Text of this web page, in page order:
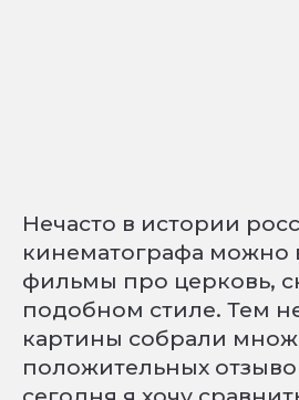
Нечасто в истории
кинематографа можно
фильмы про церковь,
подобном стиле. Тем
картины собрали
положительных